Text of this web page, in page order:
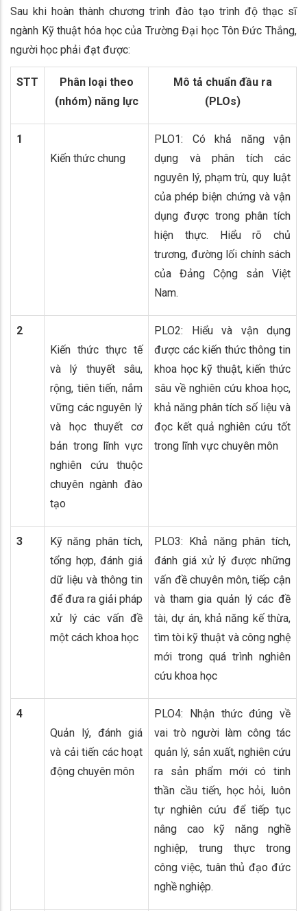
Sau khi hoàn thành chương trình đào tạo trình độ thạc sĩ
ngành Kỹ thuật hóa học của Trường Đại học Tôn Đức Thắng,
người học phải đạt được:
STT
Phân loại theo
(nhóm) năng lực
Mô tả chuẩn đầu ra
(PLOs)
1
Kiến thức chung
PLO1: Có khả năng vận
dụng và phân tích các
nguyên lý, phạm trù, quy luật
của phép biện chứng và vận
dụng được trong phân tích
hiện thực. Hiểu rõ chủ
trương, đường lối chính sách
của Đảng Cộng sản Việt
Nam.
2
Kiến thức thực tế
và lý thuyết sâu,
rộng, tiên tiến, nắm
vững các nguyên lý
và học thuyết cơ
bản trong lĩnh vực
nghiên cứu thuộc
chuyên ngành đào
tạo
PLO2: Hiểu và vận dụng
được các kiến thức thông tin
khoa học kỹ thuật, kiến thức
sâu về nghiên cứu khoa học,
khả năng phân tích số liệu và
đọc kết quả nghiên cứu tốt
trong lĩnh vực chuyên môn
3
Kỹ năng phân tích,
tổng hợp, đánh giá
dữ liệu và thông tin
để đưa ra giải pháp
xử lý các vấn đề
một cách khoa học
PLO3: Khả năng phân tích,
đánh giá xử lý được những
vấn đề chuyên môn, tiếp cận
và tham gia quản lý các đề
tài, dự án, khả năng kế thừa,
tìm tòi kỹ thuật và công nghệ
mới trong quá trình nghiên
cứu khoa học
4
Quản lý, đánh giá
và cải tiến các hoạt
động chuyên môn
PLO4: Nhận thức đúng về
vai trò người làm công tác
quản lý, sản xuất, nghiên cứu
ra sản phẩm mới có tinh
thần cầu tiến, học hỏi, luôn
tự nghiên cứu để tiếp tục
nâng cao kỹ năng nghề
nghiệp, trung thực trong
công việc, tuân thủ đạo đức
nghề nghiệp.